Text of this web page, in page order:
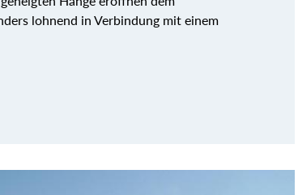
lohnend in Verbindung mit einem